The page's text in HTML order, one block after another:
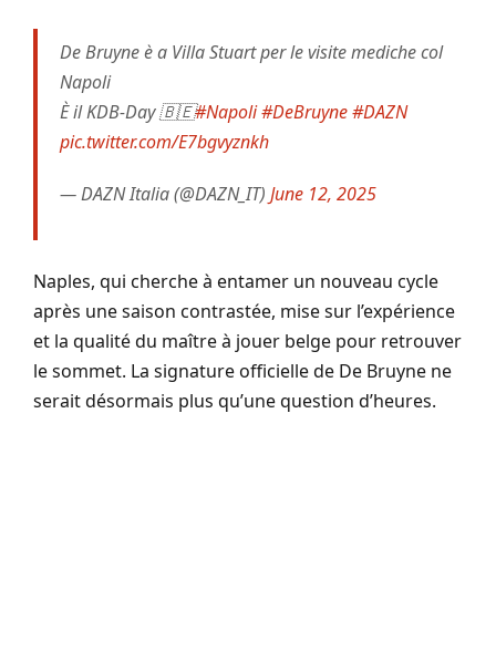
De Bruyne è a Villa Stuart per le visite mediche col
Napoli
È il KDB-Day 🇧🇪#Napoli#DeBruyne#DAZN
pic.twitter.com/E7bgvyznkh
— DAZN Italia (@DAZN_IT) June 12, 2025
Naples, qui cherche à entamer un nouveau cycle
après une saison contrastée, mise sur l’expérience
et la qualité du maître à jouer belge pour retrouver
le sommet. La signature officielle de De Bruyne ne
serait désormais plus qu’une question d’heures.